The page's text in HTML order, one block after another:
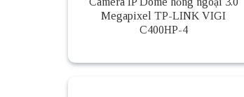
Megapixel TP-LINK VIGI
C400HP-4